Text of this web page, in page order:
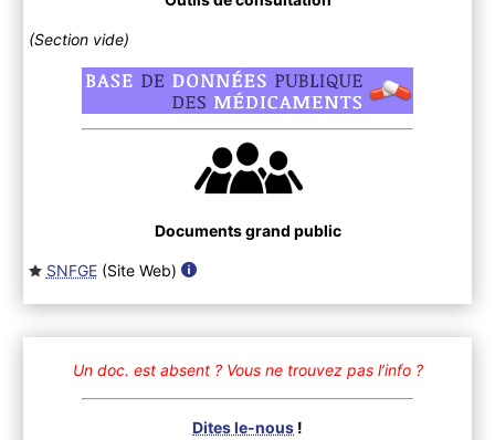
(Section vide)
Documents grand public
SNFGE(Site Web)
Un doc. est absent ? Vous ne trouvez pas l’info ?
Dites le-nous !